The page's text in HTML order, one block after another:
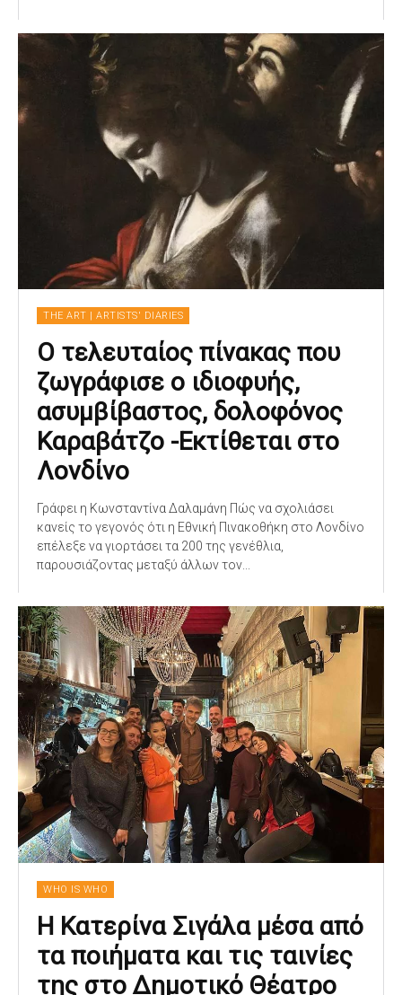
THE ART | ARTISTS' DIARIES
O τελευταίος πίνακας που
ζωγράφισε ο ιδιοφυής,
ασυμβίβαστος, δολοφόνος
Καραβάτζο -Eκτίθεται στο
Λονδίνο
Γράφει η Κωνσταντίνα Δαλαμάνη Πώς να σχολιάσει
κανείς το γεγονός ότι η Εθνική Πινακοθήκη στο Λονδίνο
επέλεξε να γιορτάσει τα 200 της γενέθλια,
παρουσιάζοντας μεταξύ άλλων τον...
WHO IS WHO
Η Κατερίνα Σιγάλα μέσα από
τα ποιήματα και τις ταινίες
της στο Δημοτικό Θέατρο